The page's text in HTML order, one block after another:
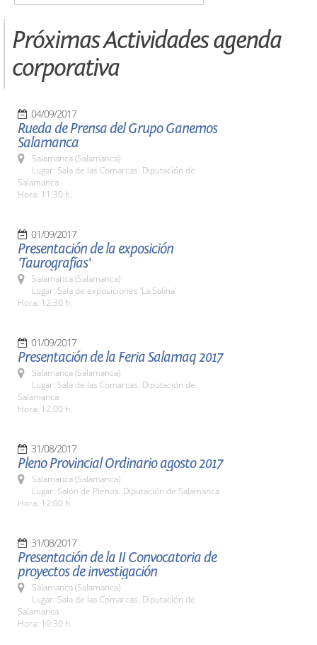
Próximas Actividades agenda
corporativa
04/09/2017
Rueda de Prensa del Grupo Ganemos
Salamanca
Salamanca (Salamanca)
Lugar: Sala de las Comarcas. Diputación de
Salamanca
Hora: 11:30 h.
01/09/2017
Presentación de la exposición
'Taurografías'
Salamanca (Salamanca)
Lugar: Sala de exposiciones 'La Salina'
Hora: 12:30 h.
01/09/2017
Presentación de la Feria Salamaq 2017
Salamanca (Salamanca)
Lugar: Sala de las Comarcas. Diputación de
Salamanca
Hora: 12:00 h.
31/08/2017
Pleno Provincial Ordinario agosto 2017
Salamanca (Salamanca)
Lugar: Salón de Plenos. Diputación de Salamanca
Hora: 12:00 h.
31/08/2017
Presentación de la II Convocatoria de
proyectos de investigación
Salamanca (Salamanca)
Lugar: Sala de las Comarcas. Diputación de
Salamanca
Hora: 10:30 h.